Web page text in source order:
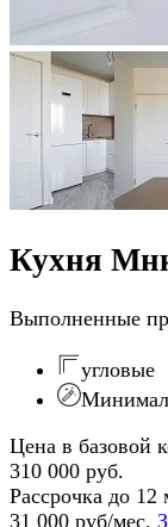
Кухня
Выполненные
угловые
Цена в базовой
310 000 руб.
Рассрочка до 12
31 000 руб/мес.